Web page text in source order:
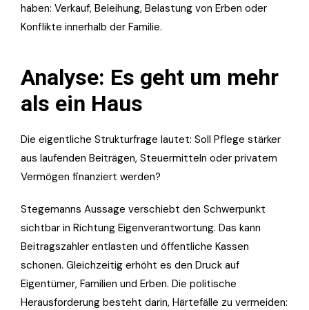
haben: Verkauf, Beleihung, Belastung von Erben oder
Konflikte innerhalb der Familie.
Analyse: Es geht um mehr
als ein Haus
Die eigentliche Strukturfrage lautet: Soll Pflege stärker
aus laufenden Beiträgen, Steuermitteln oder privatem
Vermögen finanziert werden?
Stegemanns Aussage verschiebt den Schwerpunkt
sichtbar in Richtung Eigenverantwortung. Das kann
Beitragszahler entlasten und öffentliche Kassen
schonen. Gleichzeitig erhöht es den Druck auf
Eigentümer, Familien und Erben. Die politische
Herausforderung besteht darin, Härtefälle zu vermeiden: